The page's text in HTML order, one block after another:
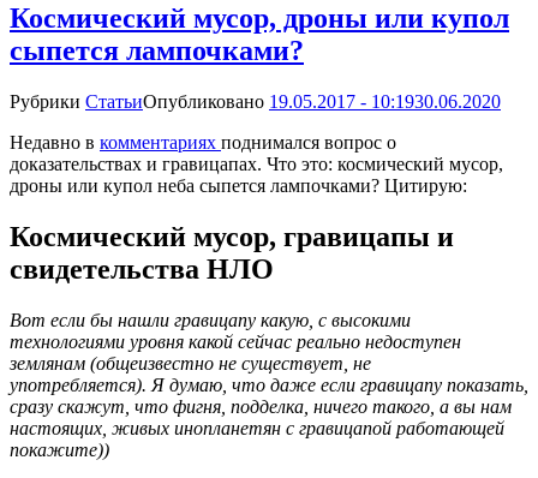
Космический мусор, дроны или купол
сыпется лампочками?
Рубрики СтатьиОпубликовано 19.05.2017 - 10:1930.06.2020
Недавно в комментариях поднимался вопрос о
доказательствах и гравицапах. Что это: космический мусор,
дроны или купол неба сыпется лампочками? Цитирую:
Космический мусор, гравицапы и
свидетельства НЛО
Вот если бы нашли гравицапу какую, с высокими
технологиями уровня какой сейчас реально недоступен
землянам (общеизвестно не существует, не
употребляется). Я думаю, что даже если гравицапу показать,
сразу скажут, что фигня, подделка, ничего такого, а вы нам
настоящих, живых инопланетян с гравицапой работающей
покажите))